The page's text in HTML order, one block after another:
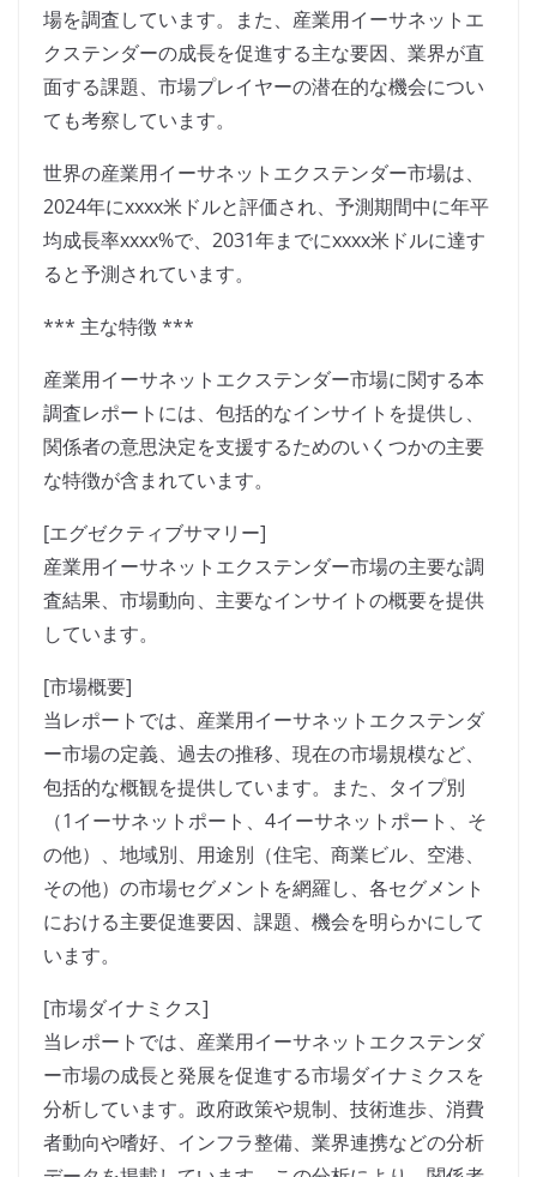
場を調査しています。また、産業用イーサネットエ
クステンダーの成長を促進する主な要因、業界が直
面する課題、市場プレイヤーの潜在的な機会につい
ても考察しています。
世界の産業用イーサネットエクステンダー市場は、
2024年にxxxx米ドルと評価され、予測期間中に年平
均成長率xxxx%で、2031年までにxxxx米ドルに達す
ると予測されています。
*** 主な特徴 ***
産業用イーサネットエクステンダー市場に関する本
調査レポートには、包括的なインサイトを提供し、
関係者の意思決定を支援するためのいくつかの主要
な特徴が含まれています。
[エグゼクティブサマリー]
産業用イーサネットエクステンダー市場の主要な調
査結果、市場動向、主要なインサイトの概要を提供
しています。
[市場概要]
当レポートでは、産業用イーサネットエクステンダ
ー市場の定義、過去の推移、現在の市場規模など、
包括的な概観を提供しています。また、タイプ別
（1イーサネットポート、4イーサネットポート、そ
の他）、地域別、用途別（住宅、商業ビル、空港、
その他）の市場セグメントを網羅し、各セグメント
における主要促進要因、課題、機会を明らかにして
います。
[市場ダイナミクス]
当レポートでは、産業用イーサネットエクステンダ
ー市場の成長と発展を促進する市場ダイナミクスを
分析しています。政府政策や規制、技術進歩、消費
者動向や嗜好、インフラ整備、業界連携などの分析